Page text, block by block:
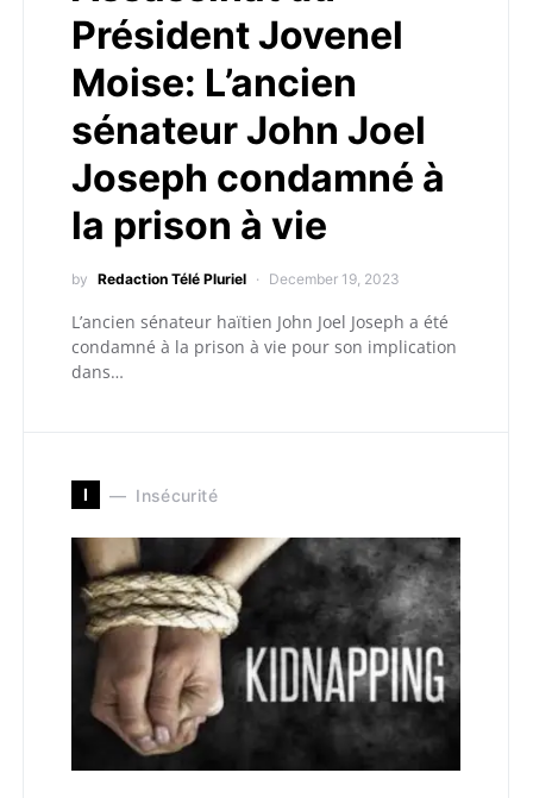
Président Jovenel
Moise: L’ancien
sénateur John Joel
Joseph condamné à
la prison à vie
by Redaction Télé Pluriel December 19, 2023
L’ancien sénateur haïtien John Joel Joseph a été
condamné à la prison à vie pour son implication
dans…
I Insécurité